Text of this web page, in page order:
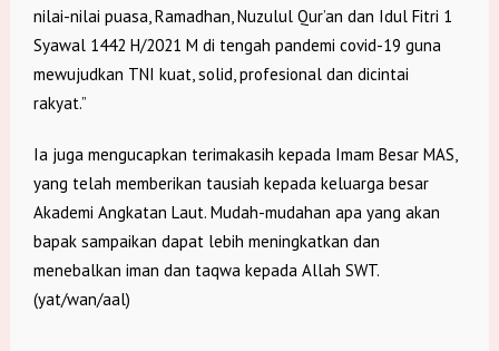
nilai-nilai puasa, Ramadhan, Nuzulul Qur’an dan Idul Fitri 1
Syawal 1442 H/2021 M di tengah pandemi covid-19 guna
mewujudkan TNI kuat, solid, profesional dan dicintai
rakyat.”
Ia juga mengucapkan terimakasih kepada Imam Besar MAS,
yang telah memberikan tausiah kepada keluarga besar
Akademi Angkatan Laut. Mudah-mudahan apa yang akan
bapak sampaikan dapat lebih meningkatkan dan
menebalkan iman dan taqwa kepada Allah SWT.
(yat/wan/aal)